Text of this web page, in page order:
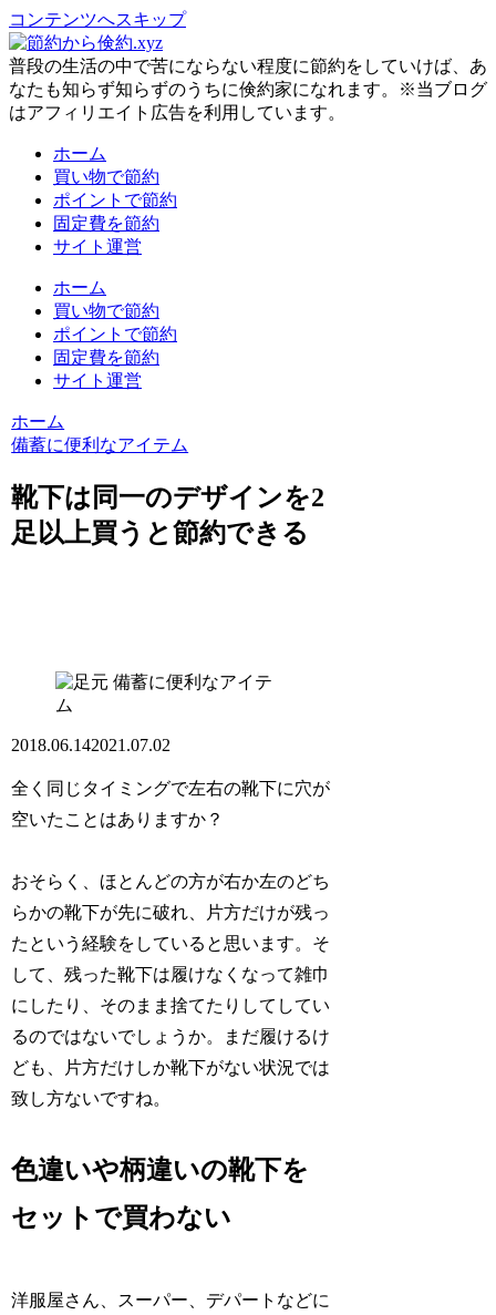
コンテンツへスキップ
普段の生活の中で苦にならない程度に節約をしていけば、あ
なたも知らず知らずのうちに倹約家になれます。※当ブログ
はアフィリエイト広告を利用しています。
ホーム
買い物で節約
ポイントで節約
固定費を節約
サイト運営
ホーム
買い物で節約
ポイントで節約
固定費を節約
サイト運営
ホーム
備蓄に便利なアイテム
靴下は同一のデザインを2
足以上買うと節約できる
備蓄に便利なアイテ
ム
2018.06.142021.07.02
全く同じタイミングで左右の靴下に穴が
空いたことはありますか？
おそらく、ほとんどの方が右か左のどち
らかの靴下が先に破れ、片方だけが残っ
たという経験をしていると思います。そ
して、残った靴下は履けなくなって雑巾
にしたり、そのまま捨てたりしてしてい
るのではないでしょうか。まだ履けるけ
ども、片方だけしか靴下がない状況では
致し方ないですね。
色違いや柄違いの靴下を
セットで買わない
洋服屋さん、スーパー、デパートなどに